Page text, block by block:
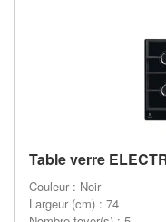
Table verre
Couleur : Noir
Largeur (cm) : 74